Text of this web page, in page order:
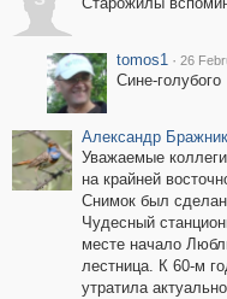
tomos1 · 26
Сине-голубого
Александр
Уважаемые
на крайней
Снимок был
Чудесный
месте начало
лестница. К 60-м
утратила